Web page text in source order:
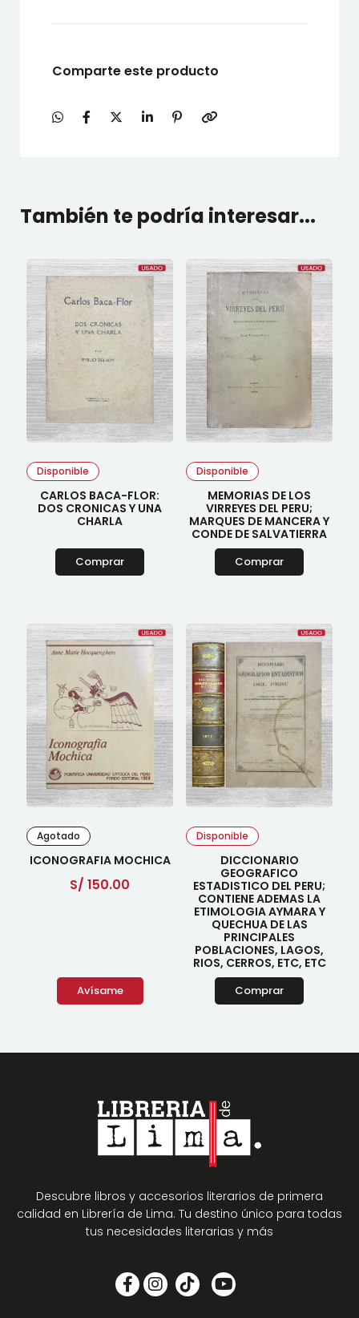
Comparte este producto
También te podría interesar...
Disponible
CARLOS BACA-FLOR:
DOS CRONICAS Y UNA
CHARLA
Comprar
Disponible
MEMORIAS DE LOS
VIRREYES DEL PERU;
MARQUES DE MANCERA Y
CONDE DE SALVATIERRA
Comprar
Agotado
ICONOGRAFIA MOCHICA
S/ 150.00
Avísame
Disponible
DICCIONARIO
GEOGRAFICO
ESTADISTICO DEL PERU;
CONTIENE ADEMAS LA
ETIMOLOGIA AYMARA Y
QUECHUA DE LAS
PRINCIPALES
POBLACIONES, LAGOS,
RIOS, CERROS, ETC, ETC
Comprar
Descubre libros y accesorios literarios de primera
calidad en Librería de Lima. Tu destino único para todas
tus necesidades literarias y más